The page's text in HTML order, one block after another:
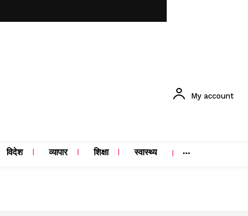
My account
विदेश व्यापार शिक्षा स्वास्थ्य